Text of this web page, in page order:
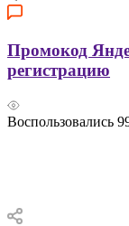
Промокод
регистрацию
Воспользовались